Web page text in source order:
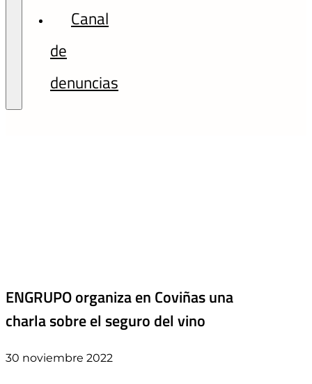
Canal
de
denuncias
ENGRUPO organiza en Coviñas una
charla sobre el seguro del vino
30 noviembre 2022